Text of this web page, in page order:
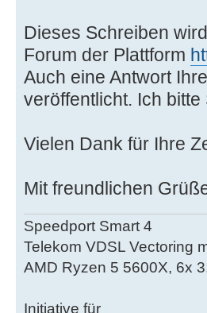
Dieses Schreiben
Forum der Plattform
Auch eine Antwort
veröffentlicht. Ich
Vielen Dank für Ihre
Mit freundlichen
Speedport Smart 4
Telekom VDSL Vectoring
AMD Ryzen 5 5600X, 6x
Initiative für